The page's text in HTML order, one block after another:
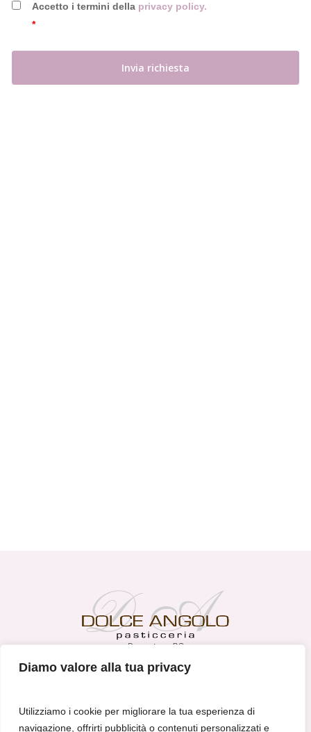
Diamo valore alla tua privacy
Utilizziamo i cookie per migliorare la tua esperienza di
navigazione, offrirti pubblicità o contenuti personalizzati e
Accetto i termini della privacy policy.
*
shop@pasticceriadolceangolo.it